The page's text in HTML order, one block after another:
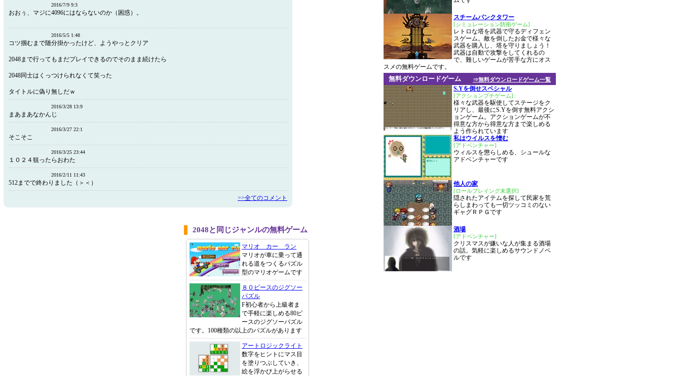
2016/7/9 9:3
おおぅ、マジに4096にはならないのか（困惑）。
2016/5/5 1:48
コツ掴むまで随分掛かったけど、ようやっとクリア
2048まで行ってもまだプレイできるのでそのまま続けたら
2048同士はくっつけられなくて笑った
タイトルに偽り無しだｗ
2016/3/28 13:9
まあまあなかんじ
2016/3/27 22:1
そこそこ
2016/3/25 23:44
１０２４狙ったらおわた
2016/2/11 11:43
512までで終わりました（＞＜）
>>全てのコメント
2048と同じジャンルの無料ゲーム
マリオ カー ラン
マリオが車に乗って通
れる道をつくるパズル
型のマリオゲームです
８０ピースのジグソー
パズル
F初心者から上級者ま
で手軽に楽しめる80ピ
ースのジグソーパズル
です。100種類の以上のパズルがあります
アートロジックライト
数字をヒントにマス目
を塗りつぶしていき、
絵を浮かび上がらせる
スチームパンクタワー
[シミュレーション防衛ゲーム]
レトロな塔を武器で守るディフェン
スゲーム。敵を倒したお金で様々な
武器を購入し、塔を守りましょう！
武器は自動で攻撃をしてくれるの
で、難しいゲームが苦手な方にオス
スメの無料ゲームです。
⇒無料ダウンロードゲーム一覧
無料ダウンロードゲーム
S.Yを倒せスペシャル
[アクションプチゲーム]
様々な武器を駆使してステージをク
リアし、最後にS.Yを倒す無料アクシ
ョンゲーム。アクションゲームが不
得意な方から得意な方まで楽しめる
よう作られています
私はウイルスを憎む
[アドベンチャー]
ウィルスを懲らしめる、シュールな
アドベンチャーです
他人の家
[ロールプレイング未選択]
隠されたアイテムを探して民家を荒
らしまわっても一切ツッコミのない
ギャグＲＰＧです
酒場
[アドベンチャー]
クリスマスが嫌いな人が集まる酒場
の話。気軽に楽しめるサウンドノベ
ルです